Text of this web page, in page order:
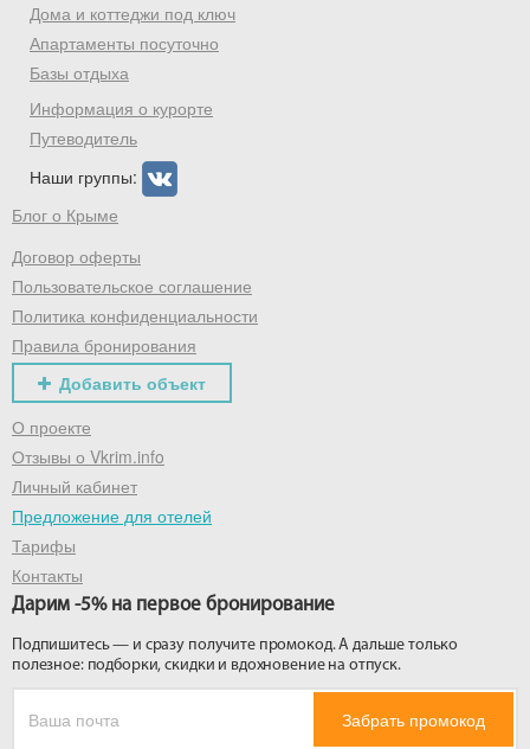
Дома и коттеджи под ключ
Апартаменты посуточно
Базы отдыха
Информация о курорте
Путеводитель
Наши группы:
Блог о Крыме
Договор оферты
Пользовательское соглашение
Политика конфиденциальности
Правила бронирования
Добавить объект
О проекте
Отзывы о Vkrim.info
Личный кабинет
Предложение для отелей
Тарифы
Контакты
Дарим -5% на первое бронирование
Подпишитесь — и сразу получите промокод. А дальше только
полезное: подборки, скидки и вдохновение на отпуск.
Забрать промокод
Скидка −5%
Хочешь дешевле? Оставь почту и получи
промокод на первое бронирование!